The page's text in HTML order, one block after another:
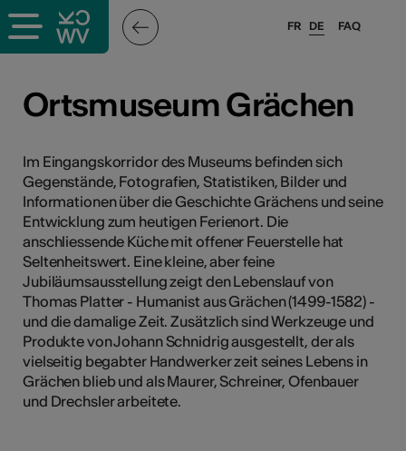
FAQ
FR DE
Ortsmuseum Grächen
Im Eingangskorridor des Museums befinden sich
Gegenstände, Fotografien, Statistiken, Bilder und
Informationen über die Geschichte Grächens und seine
Entwicklung zum heutigen Ferienort. Die
anschliessende Küche mit offener Feuerstelle hat
Seltenheitswert. Eine kleine, aber feine
Jubiläumsausstellung zeigt den Lebenslauf von
Thomas Platter - Humanist aus Grächen (1499-1582) -
und die damalige Zeit. Zusätzlich sind Werkzeuge und
Produkte von Johann Schnidrig ausgestellt, der als
vielseitig begabter Handwerker zeit seines Lebens in
Grächen blieb und als Maurer, Schreiner, Ofenbauer
und Drechsler arbeitete.